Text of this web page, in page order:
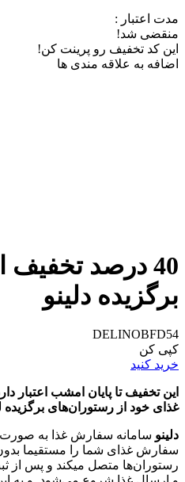
مدت اعتبار :
منقضی شد!
این کد تخفیف رو پرینت کن!
اضافه به علاقه مندی ها
40 درصد
برگزیده دلینو
DELINOBFD54
کپی کن
خرید کنید
این تخفیف تا پایان امشب اعتبار
غذای خود از رستوران‌های برگزیده
دلینو سامانه سفارش غذا به صورت
سفارش غذای شما را مستقیما
رستوران‌ها متصل میکند و پس از